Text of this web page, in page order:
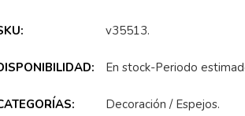
v35513.
En stock-Periodo
Decoración / Espejos.